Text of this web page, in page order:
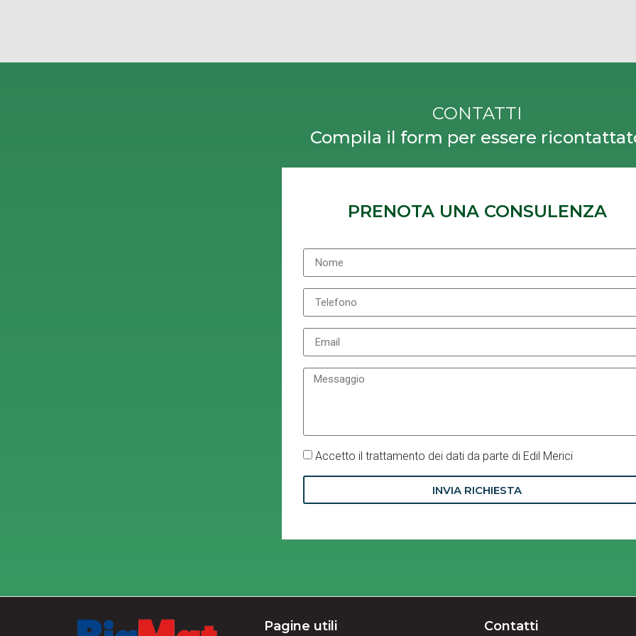
CONTATTI
Compila il form per essere
PRENOTA UNA CONSULENZA
Accetto il trattamento dei dati da parte di Edil Merici
INVIA RICHIESTA
Pagine utili Contatti